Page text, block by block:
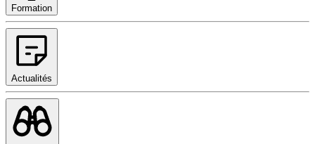
Formation
Actualités